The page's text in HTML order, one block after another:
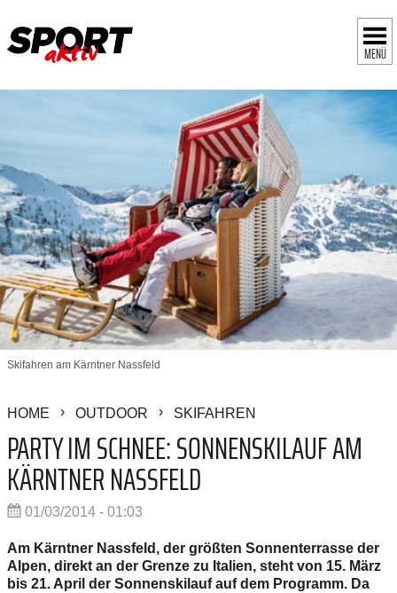
MENÜ
Skifahren am Kärntner Nassfeld
HOME OUTDOOR SKIFAHREN
PARTY IM SCHNEE: SONNENSKILAUF AM
KÄRNTNER NASSFELD
01/03/2014 - 01:03
Am Kärntner Nassfeld, der größten Sonnenterrasse der
Alpen, direkt an der Grenze zu Italien, steht von 15. März
bis 21. April der Sonnenskilauf auf dem Programm. Da